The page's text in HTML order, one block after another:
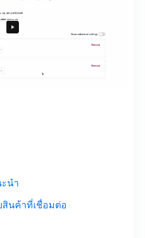
นำ
นค้าที่เชื่อมต่อ